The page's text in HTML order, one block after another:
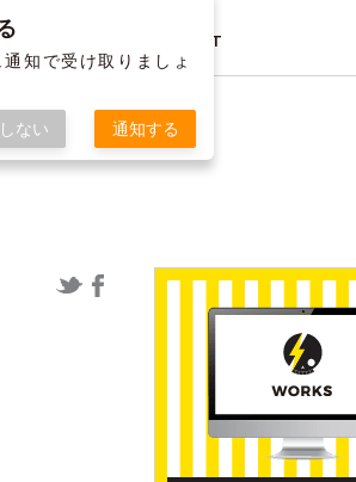
ック
ConoHa WING用WordPressプラグ
インで「セッションの有効期限が切
れました」と表示される場合
CONTACT
知で受け取りましょ
ない 通知する